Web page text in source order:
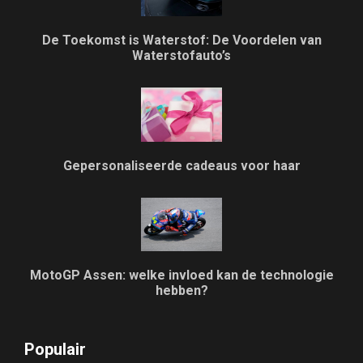
De Toekomst is Waterstof: De Voordelen van
Waterstofauto’s
Gepersonaliseerde cadeaus voor haar
MotoGP Assen: welke invloed kan de technologie
hebben?
Populair